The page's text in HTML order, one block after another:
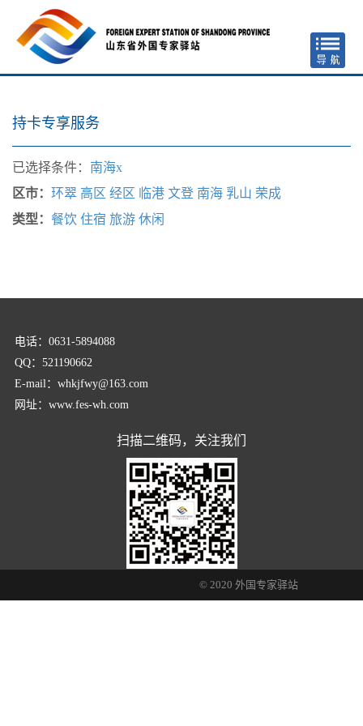
持卡专享服务
已选择条件： 南海x
区市： 环翠 高区 经区 临港 文登 南海 乳山 荣成
类型： 餐饮 住宿 旅游 休闲
电话：0631-5894088
QQ：521190662
E-mail：whkjfwy@163.com
网址：www.fes-wh.com
扫描二维码，关注我们
© 2020 外国专家驿站